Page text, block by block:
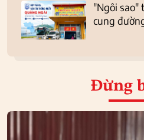
"Ngôi sao"
cung
Đừng